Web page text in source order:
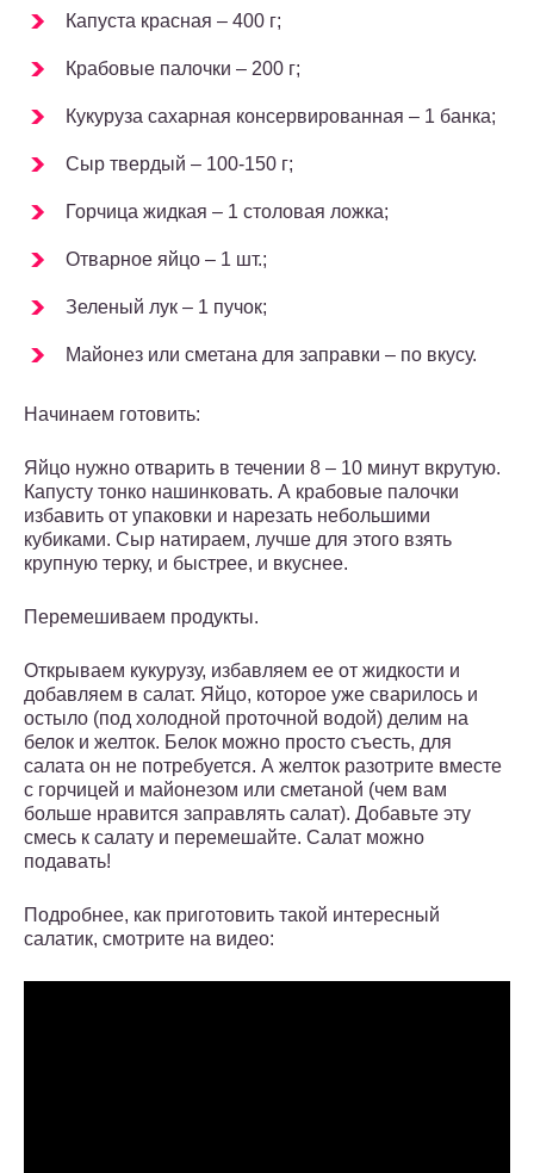
Капуста красная – 400 г;
Крабовые палочки – 200 г;
Кукуруза сахарная консервированная – 1 банка;
Сыр твердый – 100-150 г;
Горчица жидкая – 1 столовая ложка;
Отварное яйцо – 1 шт.;
Зеленый лук – 1 пучок;
Майонез или сметана для заправки – по вкусу.
Начинаем готовить:
Яйцо нужно отварить в течении 8 – 10 минут вкрутую.
Капусту тонко нашинковать. А крабовые палочки
избавить от упаковки и нарезать небольшими
кубиками. Сыр натираем, лучше для этого взять
крупную терку, и быстрее, и вкуснее.
Перемешиваем продукты.
Открываем кукурузу, избавляем ее от жидкости и
добавляем в салат. Яйцо, которое уже сварилось и
остыло (под холодной проточной водой) делим на
белок и желток. Белок можно просто съесть, для
салата он не потребуется. А желток разотрите вместе
с горчицей и майонезом или сметаной (чем вам
больше нравится заправлять салат). Добавьте эту
смесь к салату и перемешайте. Салат можно
подавать!
Подробнее, как приготовить такой интересный
салатик, смотрите на видео: